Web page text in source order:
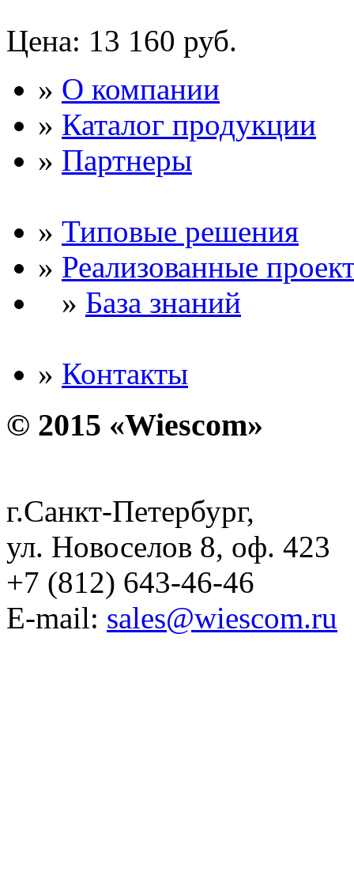
Цена: 13 160 руб.
» О компании
» Каталог продукции
» Партнеры
» Типовые решения
» Реализованные
» База знаний
» Контакты
© 2015 «Wiescom»
г.Санкт-Петербург,
ул. Новоселов 8, оф. 423
+7 (812) 643-46-46
E-mail: sales@wiescom.ru